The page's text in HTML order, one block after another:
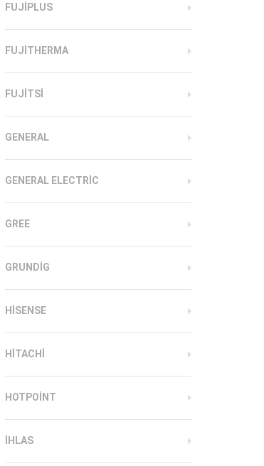
FUJIPLUS
FUJITHERMA
FUJITSI
GENERAL
GENERAL ELECTRIC
GREE
GRUNDIG
HISENSE
HITACHI
HOTPOINT
IHLAS